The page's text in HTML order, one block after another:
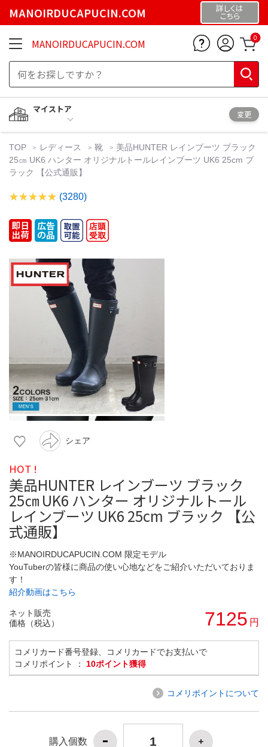
MANOIRDUCAPUCIN.COM 詳しくは
こちら
MANOIRDUCAPUCIN.COM 0
マイストア
変更
TOP レディース 靴
美品HUNTER レインブーツ ブラック
25㎝ UK6 ハンター オリジナルトールレインブーツ UK6 25cm ブ
ラック 【公式通販】
(3280)
シェア
HOT !
美品HUNTER レインブーツ ブラック
25㎝ UK6 ハンター オリジナルトール
レインブーツ UK6 25cm ブラック 【公
式通販】
※MANOIRDUCAPUCIN.COM 限定モデル
YouTuberの皆様に商品の使い心地などをご紹介いただいておりま
す！
紹介動画はこちら
ネット販売
価格（税込）
7125 円
コメリカード番号登録、コメリカードでお支払いで
コメリポイント ： 10ポイント獲得
コメリポイントについて
購入個数